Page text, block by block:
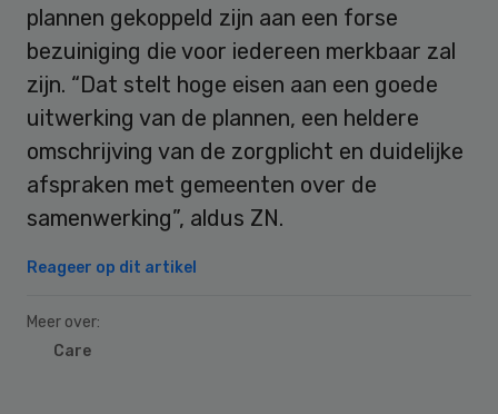
plannen gekoppeld zijn aan een forse
bezuiniging die voor iedereen merkbaar zal
zijn. “Dat stelt hoge eisen aan een goede
uitwerking van de plannen, een heldere
omschrijving van de zorgplicht en duidelijke
afspraken met gemeenten over de
samenwerking”, aldus ZN.
Reageer op dit artikel
Meer over:
Care